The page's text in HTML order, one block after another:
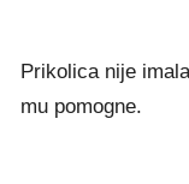
Prikolica nije
mu pomogne.